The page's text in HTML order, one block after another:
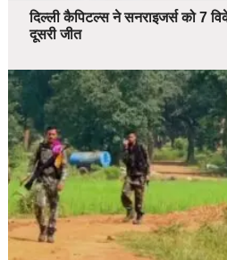
दिल्ली कैपिटल्स ने सनराइजर्स को 7
दूसरी जीत